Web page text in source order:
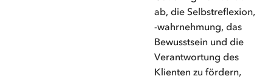
ab, die Selbstreflexion,
-wahrnehmung, das
Bewusstsein und die
Verantwortung des
Klienten zu fördern,